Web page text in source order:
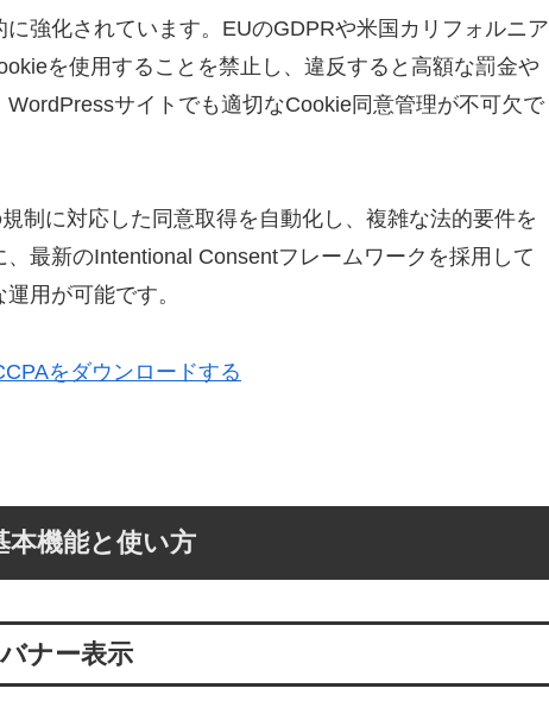
強化されています。EUのGDPRや米国カリフォルニア
を使用することを禁止し、違反すると高額な罰金や
サイトでも適切なCookie同意管理が不可欠で
制に対応した同意取得を自動化し、複雑な法的要件を
最新のIntentional Consentフレームワークを採用して
用が可能です。
をダウンロードする
機能と使い方
ナー表示